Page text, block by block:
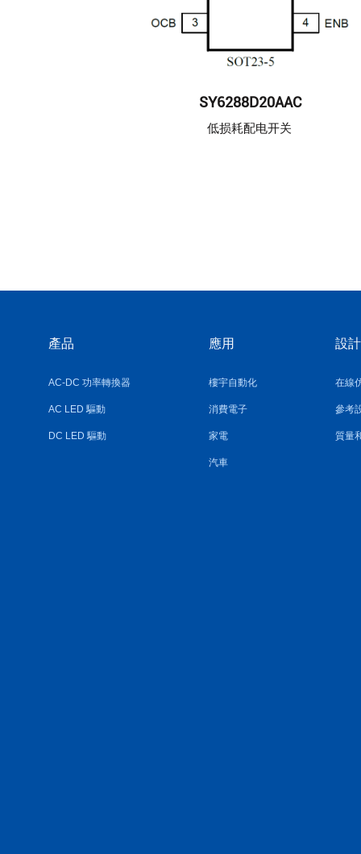
SY6288D20AAC
低损耗配电开关
產品
AC-DC 功率轉換器
AC LED 驅動
DC LED 驅動
應用
樓宇自動化
消費電子
家電
汽車
設
在線
參考
質量